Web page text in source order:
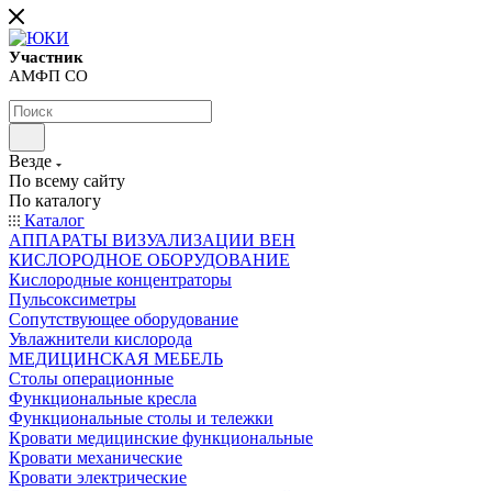
Участник
АМФП СО
Везде
По всему сайту
По каталогу
Каталог
АППАРАТЫ ВИЗУАЛИЗАЦИИ ВЕН
КИСЛОРОДНОЕ ОБОРУДОВАНИЕ
Кислородные концентраторы
Пульсоксиметры
Сопутствующее оборудование
Увлажнители кислорода
МЕДИЦИНСКАЯ МЕБЕЛЬ
Столы операционные
Функциональные кресла
Функциональные столы и тележки
Кровати медицинские функциональные
Кровати механические
Кровати электрические